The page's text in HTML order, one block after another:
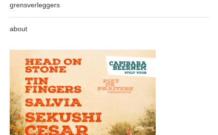
grensverleggers
about